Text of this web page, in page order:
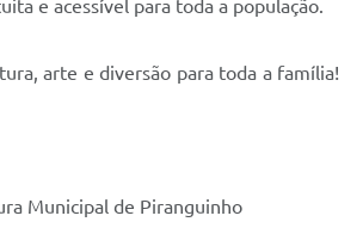
e acessível para toda a população.
arte e diversão para toda a família!
Municipal de Piranguinho